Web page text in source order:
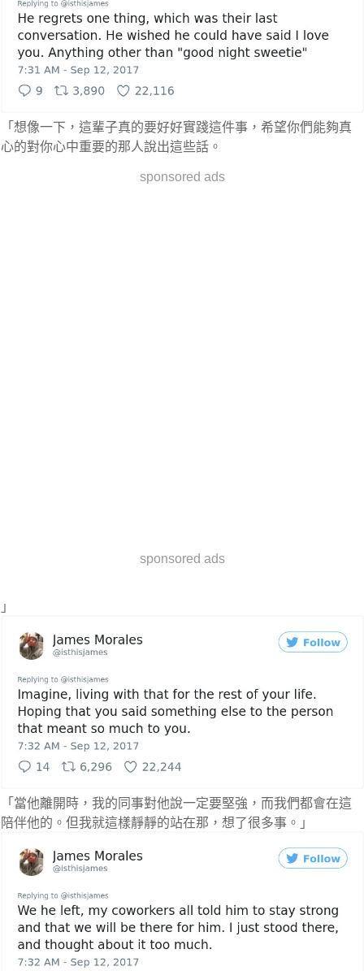
「想像一下，這輩子真的要好好實踐這件事，希望你們能夠真
心的對你心中重要的那人說出這些話。
sponsored ads
sponsored ads
」
「當他離開時，我的同事對他說一定要堅強，而我們都會在這
陪伴他的。但我就這樣靜靜的站在那，想了很多事。」